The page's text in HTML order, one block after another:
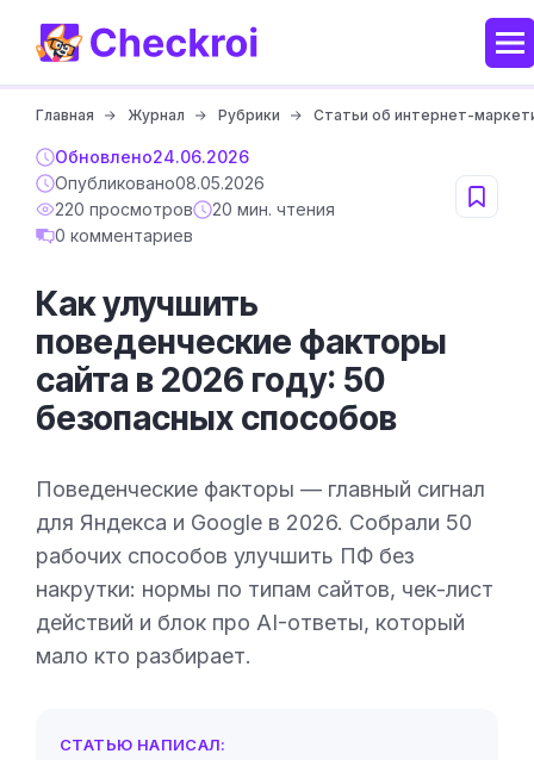
Главная Журнал Рубрики Статьи об интернет-
Обновлено24.06.2026
Опубликовано08.05.2026
220 просмотров
20 мин. чтения
0 комментариев
Как улучшить
поведенческие факторы
сайта в 2026 году: 50
безопасных способов
Поведенческие факторы — главный сигнал
для Яндекса и Google в 2026. Собрали 50
рабочих способов улучшить ПФ без
накрутки: нормы по типам сайтов, чек-лист
действий и блок про AI-ответы, который
мало кто разбирает.
СТАТЬЮ НАПИСАЛ: